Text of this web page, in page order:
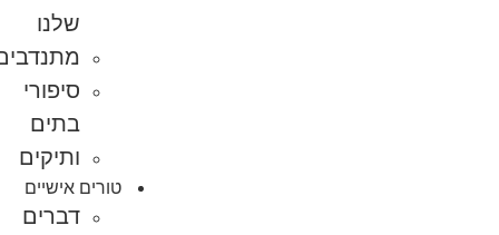
שלנו
מתנדבים
סיפורי
בתים
ותיקים
טורים אישיים
דברים